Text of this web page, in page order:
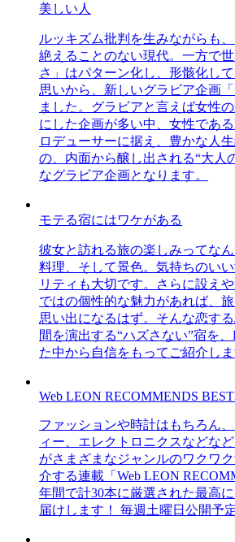
美しい人
ルッキズム批判を生みながらも
絶えることのない現代。一方で
さ」はパターン化し、形骸化し
思いから、新しいグラビア企画
ました。グラビアと言えば女性
にした企画が多い中、女性であ
ロデューサーに据え、豊かな人
の、内面から醸し出される“大人
なグラビア企画となります。
モテる宿にはワケがある
彼女と訪れる旅の楽しみってな
料理、そして景色。気持ちのい
リティも大切です。さらに設え
ではの個性的な魅力があれば、
思い出になるはず。そんな恋す
間を演出する“ハズさない”宿を
た中から自信をもってご紹介しま
Web LEON RECOMMENDS
ファッションや時計はもちろん
ィー、エレクトロニクスなどな
がさまざまなジャンルのワクワ
介する連載「Web LEON
年間で計30本に厳選された最高
届けします！ 毎週土曜日公開予定